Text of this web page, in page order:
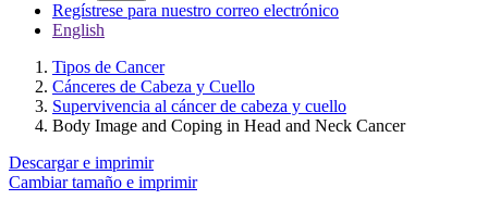
Regístrese para nuestro correo electrónico
English
Tipos de Cancer
Cánceres de Cabeza y Cuello
Supervivencia al cáncer de cabeza y cuello
Body Image and Coping in Head and Neck Cancer
Descargar e imprimir
Cambiar tamaño e imprimir